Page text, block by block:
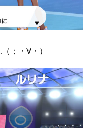
；・∀・）